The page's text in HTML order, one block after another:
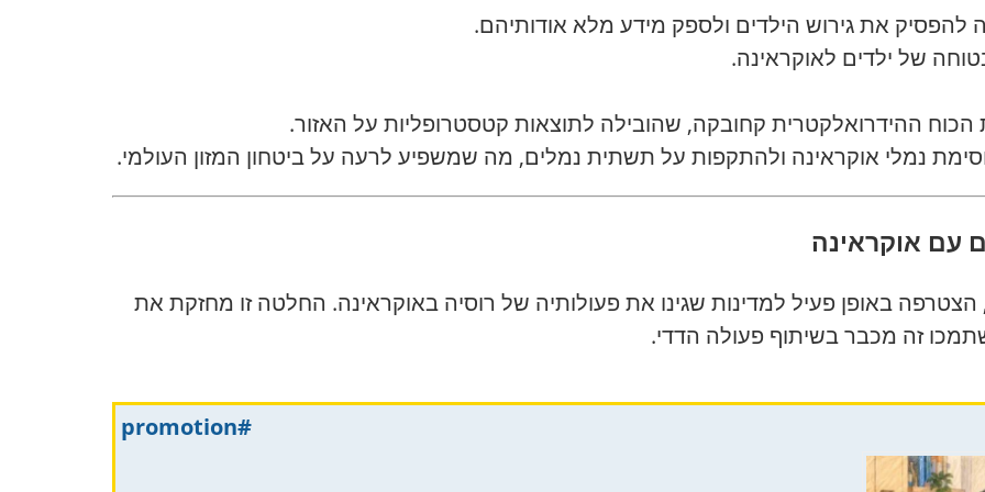
את גירוש הילדים ולספק מידע מלא אודותיהם.
של ילדים לאוקראינה.
ההידרואלקטרית קחובקה, שהובילה לתוצאות קטסטרופליות על האזור.
נמלי אוקראינה ולהתקפות על תשתית נמלים, מה שמשפיע לרעה על ביטחון המזון העולמי.
עם אוקראינה
באופן פעיל למדינות שגינו את פעולותיה של רוסיה באוקראינה. החלטה זו מחזקת את
זה מכבר בשיתוף פעולה הדדי.
#promotion